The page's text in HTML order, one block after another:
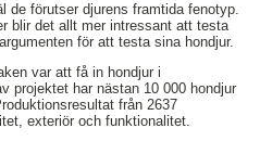
de förutser djurens framtida fenotyp.
blir det allt mer intressant att testa
för att testa sina hondjur.
var att få in hondjur i
projektet har nästan 10 000 hondjur
från 2637
exteriör och funktionalitet.